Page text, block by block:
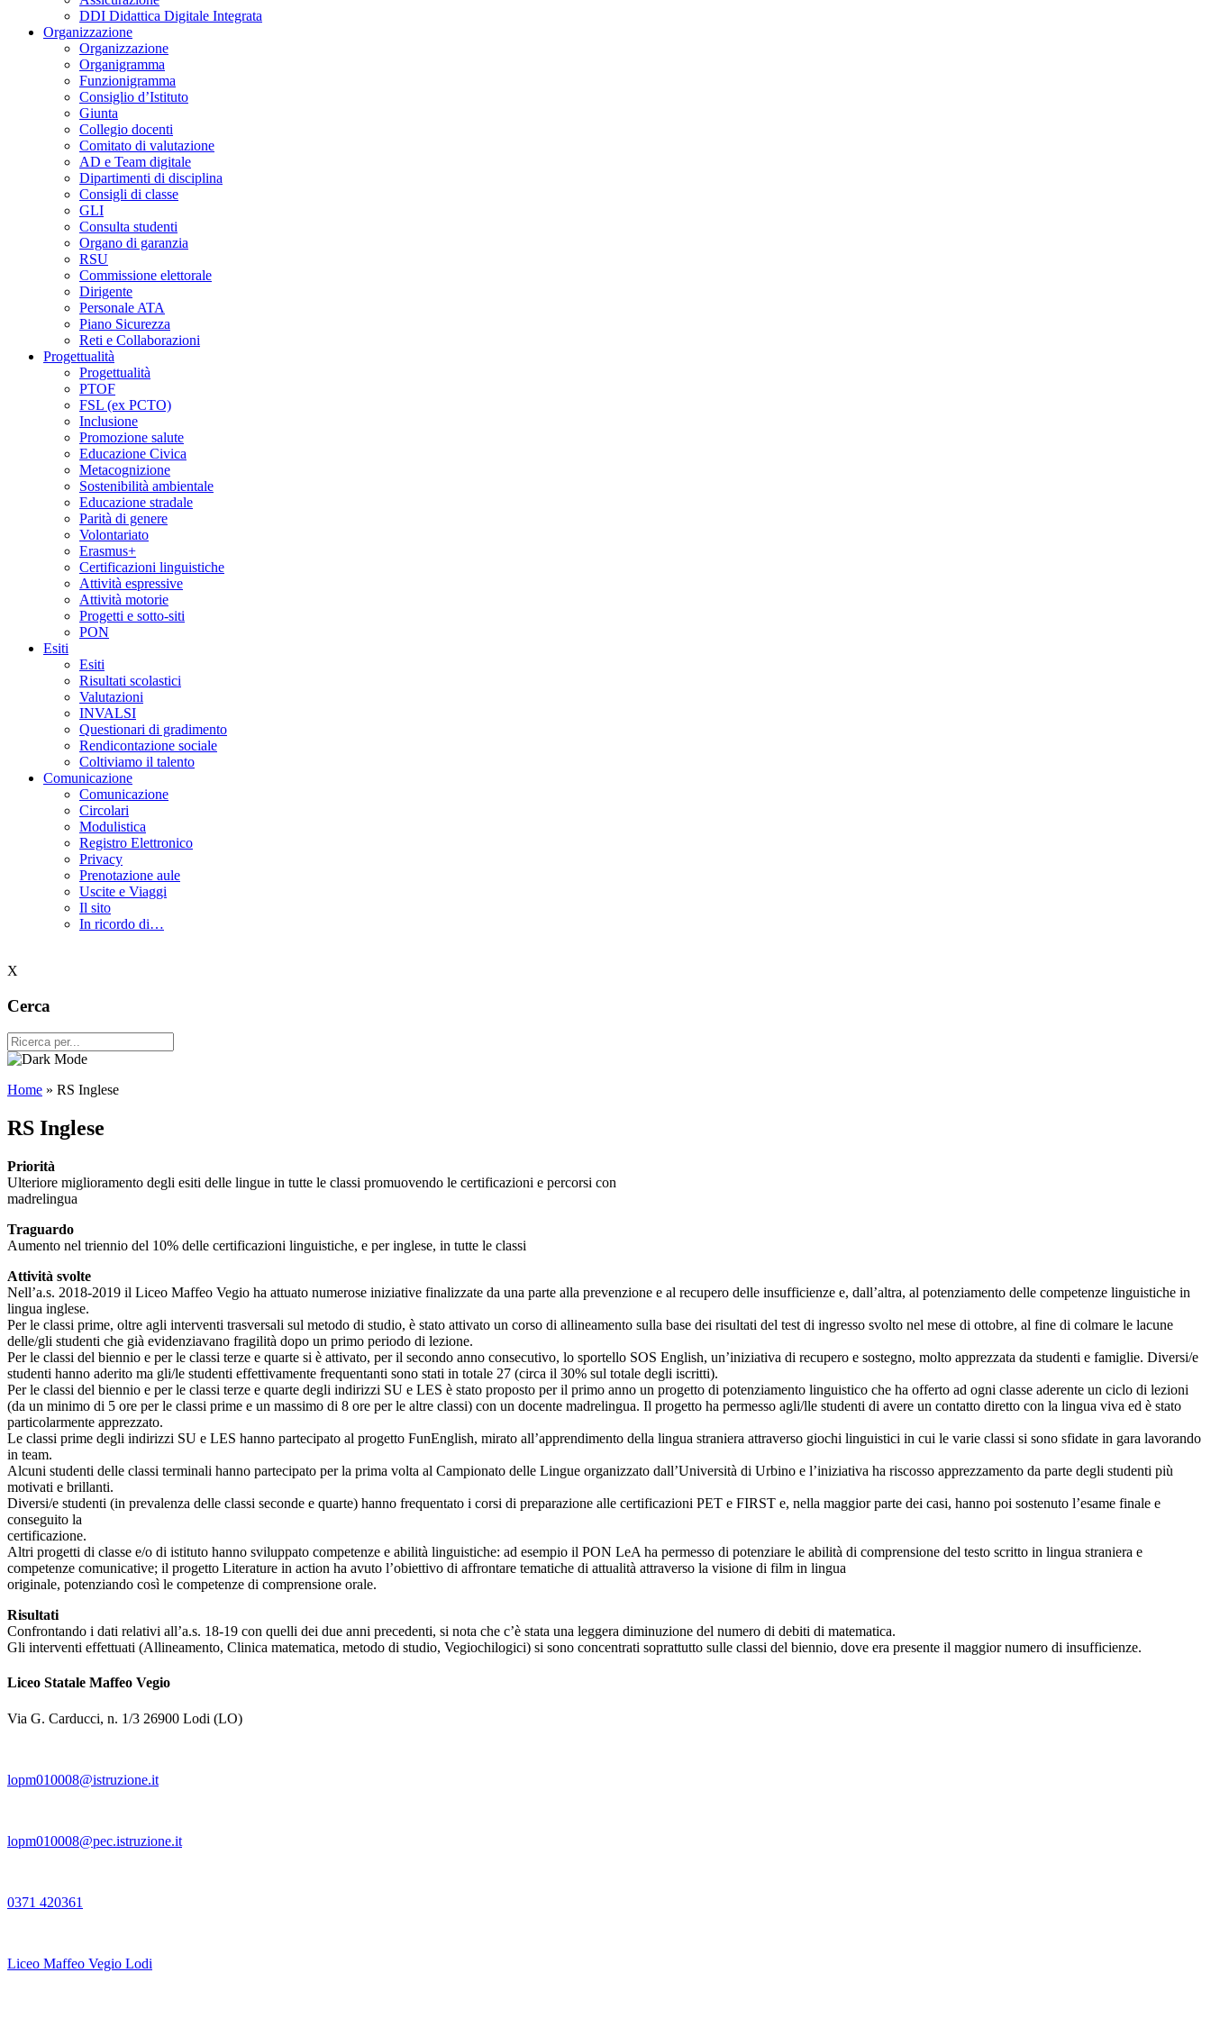
DDI Didattica Digitale Integrata
Organizzazione
Organizzazione
Organigramma
Funzionigramma
Consiglio d’Istituto
Giunta
Collegio docenti
Comitato di valutazione
AD e Team digitale
Dipartimenti di disciplina
Consigli di classe
GLI
Consulta studenti
Organo di garanzia
RSU
Commissione elettorale
Dirigente
Personale ATA
Piano Sicurezza
Reti e Collaborazioni
Progettualità
Progettualità
PTOF
FSL (ex PCTO)
Inclusione
Promozione salute
Educazione Civica
Metacognizione
Sostenibilità ambientale
Educazione stradale
Parità di genere
Volontariato
Erasmus+
Certificazioni linguistiche
Attività espressive
Attività motorie
Progetti e sotto-siti
PON
Esiti
Esiti
Risultati scolastici
Valutazioni
INVALSI
Questionari di gradimento
Rendicontazione sociale
Coltiviamo il talento
Comunicazione
Comunicazione
Circolari
Modulistica
Registro Elettronico
Privacy
Prenotazione aule
Uscite e Viaggi
Il sito
In ricordo di…
X
Cerca
Home » RS Inglese
RS Inglese
Priorità
Ulteriore miglioramento degli esiti delle lingue in tutte le classi promuovendo le certificazioni e percorsi con
madrelingua
Traguardo
Aumento nel triennio del 10% delle certificazioni linguistiche, e per inglese, in tutte le classi
Attività svolte
Nell’a.s. 2018-2019 il Liceo Maffeo Vegio ha attuato numerose iniziative finalizzate da una parte alla prevenzione e al recupero delle insufficienze e, dall’altra, al potenziamento delle competenze linguistiche in
lingua inglese.
Per le classi prime, oltre agli interventi trasversali sul metodo di studio, è stato attivato un corso di allineamento sulla base dei risultati del test di ingresso svolto nel mese di ottobre, al fine di colmare le lacune
delle/gli studenti che già evidenziavano fragilità dopo un primo periodo di lezione.
Per le classi del biennio e per le classi terze e quarte si è attivato, per il secondo anno consecutivo, lo sportello SOS English, un’iniziativa di recupero e sostegno, molto apprezzata da studenti e famiglie. Diversi/e
studenti hanno aderito ma gli/le studenti effettivamente frequentanti sono stati in totale 27 (circa il 30% sul totale degli iscritti).
Per le classi del biennio e per le classi terze e quarte degli indirizzi SU e LES è stato proposto per il primo anno un progetto di potenziamento linguistico che ha offerto ad ogni classe aderente un ciclo di lezioni
(da un minimo di 5 ore per le classi prime e un massimo di 8 ore per le altre classi) con un docente madrelingua. Il progetto ha permesso agli/lle studenti di avere un contatto diretto con la lingua viva ed è stato
particolarmente apprezzato.
Le classi prime degli indirizzi SU e LES hanno partecipato al progetto FunEnglish, mirato all’apprendimento della lingua straniera attraverso giochi linguistici in cui le varie classi si sono sfidate in gara lavorando
in team.
Alcuni studenti delle classi terminali hanno partecipato per la prima volta al Campionato delle Lingue organizzato dall’Università di Urbino e l’iniziativa ha riscosso apprezzamento da parte degli studenti più
motivati e brillanti.
Diversi/e studenti (in prevalenza delle classi seconde e quarte) hanno frequentato i corsi di preparazione alle certificazioni PET e FIRST e, nella maggior parte dei casi, hanno poi sostenuto l’esame finale e
conseguito la
certificazione.
Altri progetti di classe e/o di istituto hanno sviluppato competenze e abilità linguistiche: ad esempio il PON LeA ha permesso di potenziare le abilità di comprensione del testo scritto in lingua straniera e
competenze comunicative; il progetto Literature in action ha avuto l’obiettivo di affrontare tematiche di attualità attraverso la visione di film in lingua
originale, potenziando così le competenze di comprensione orale.
Risultati
Confrontando i dati relativi all’a.s. 18-19 con quelli dei due anni precedenti, si nota che c’è stata una leggera diminuzione del numero di debiti di matematica.
Gli interventi effettuati (Allineamento, Clinica matematica, metodo di studio, Vegiochilogici) si sono concentrati soprattutto sulle classi del biennio, dove era presente il maggior numero di insufficienze.
Liceo Statale Maffeo Vegio
Via G. Carducci, n. 1/3 26900 Lodi (LO)
lopm010008@istruzione.it
lopm010008@pec.istruzione.it
0371 420361
Liceo Maffeo Vegio Lodi